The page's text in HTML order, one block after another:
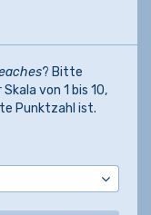
? Bitte
von 1 bis 10,
Punktzahl ist.